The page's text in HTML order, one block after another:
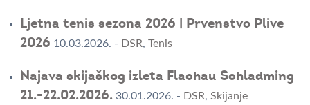
Ljetna tenis sezona 2026 | Prvenstvo Plive
2026 10.03.2026. - DSR, Tenis
Najava skijaškog izleta Flachau Schladming
21.-22.02.2026. 30.01.2026. - DSR, Skijanje